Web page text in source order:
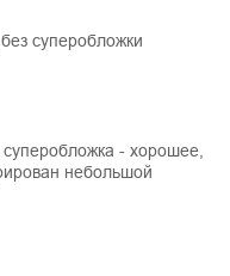
суперобложки
суперобложка - хорошее,
небольшой